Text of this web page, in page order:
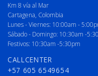
Km 8 vía al Mar
Cartagena, Colombia
Lunes - Viernes: 10:00am -
Sábado - Domingo: 10:30am -
Festivos: 10:30am -5:30pm
CALLCENTER
+57 605 6549654